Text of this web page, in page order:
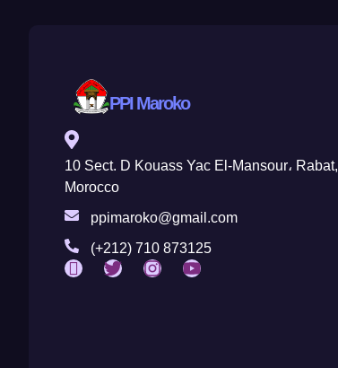
PPI Maroko
10 Sect. D Kouass Yac El-Mansour، Rabat,
Morocco
ppimaroko@gmail.com
(+212) 710 873125